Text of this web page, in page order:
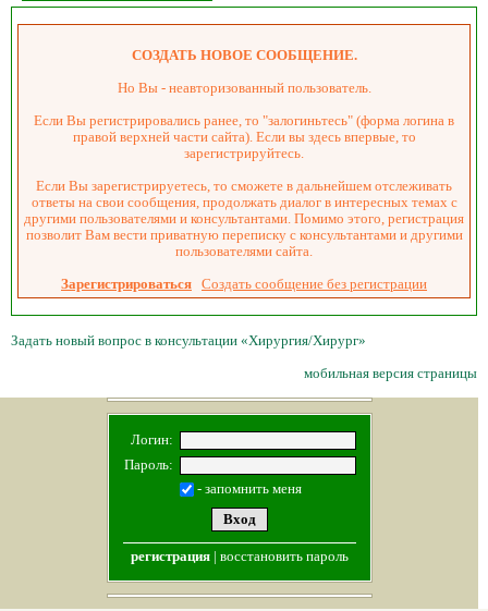
СОЗДАТЬ НОВОЕ СООБЩЕНИЕ.
Но Вы - неавторизованный пользователь.
Если Вы регистрировались ранее, то "залогиньтесь" (форма логина в
правой верхней части сайта). Если вы здесь впервые, то
зарегистрируйтесь.
Если Вы зарегистрируетесь, то сможете в дальнейшем отслеживать
ответы на свои сообщения, продолжать диалог в интересных темах с
другими пользователями и консультантами. Помимо этого, регистрация
позволит Вам вести приватную переписку с консультантами и другими
пользователями сайта.
Зарегистрироваться Создать сообщение без регистрации
Задать новый вопрос в консультации «Хирургия/Хирург»
мобильная версия страницы
Логин:
Пароль:
- запомнить меня
регистрация| восстановить пароль